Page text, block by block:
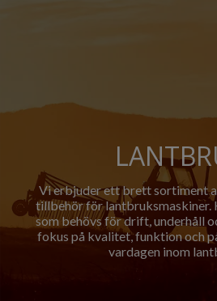
Öppettider:
Mån-tors:8.15-16.30Fre:8.15-
Vi erbjuder ett brett sortiment
tillbehör för lantbruksmaskiner.
som behövs för drift, underhåll
fokus på kvalitet, funktion och
vardagen inom